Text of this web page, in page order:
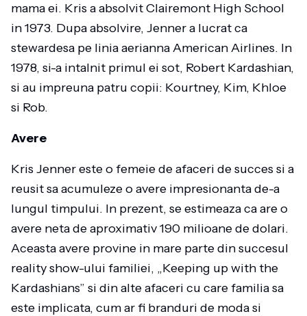
mama ei. Kris a absolvit Clairemont High School
in 1973. Dupa absolvire, Jenner a lucrat ca
stewardesa pe linia aerianna American Airlines. In
1978, si-a intalnit primul ei sot, Robert Kardashian,
si au impreuna patru copii: Kourtney, Kim, Khloe
si Rob.
Avere
Kris Jenner este o femeie de afaceri de succes si a
reusit sa acumuleze o avere impresionanta de-a
lungul timpului. In prezent, se estimeaza ca are o
avere neta de aproximativ 190 milioane de dolari.
Aceasta avere provine in mare parte din succesul
reality show-ului familiei, „Keeping up with the
Kardashians” si din alte afaceri cu care familia sa
este implicata, cum ar fi branduri de moda si